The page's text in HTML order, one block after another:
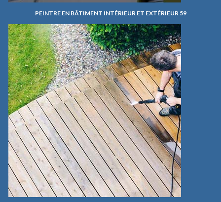
PEINTRE EN BÂTIMENT INTÉRIEUR ET EXTÉRIEUR 59